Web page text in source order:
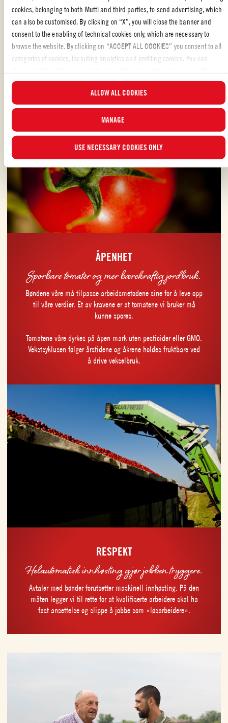
cookies, belonging to both Mutti and third parties, to send advertising, which
can also be customised. By clicking on “X”, you will close the banner and
consent to the enabling of technical cookies only, which are necessary to
browse the website. By clicking on “ACCEPT ALL COOKIES” you consent to all
categories of cookies, including analytics and profiling cookies. You can
updated list of cookies by clicking on “MANAGE”. For more information, please
ALLOW ALL COOKIES
MANAGE
USE NECESSARY COOKIES ONLY
investeringer i jordbruk.
* +10,5 % i forhold til gjennomsnittsmarkedet i nord (+5,5
% av markedsgjennomsnittet på grunn av utvalget og +5 %
de beste, insentiver og tjenester)
ÅPENHET
Sporbare tomater og mer bærekraftig jordbruk.
Bøndene våre må tilpasse arbeidsmetodene sine for å leve opp
til våre verdier. Et av kravene er at tomatene vi bruker må
kunne spores.
Tomatene våre dyrkes på åpen mark uten pesticider eller GMO.
Vekstsyklusen følger årstidene og åkrene holdes fruktbare ved
å drive vekselbruk.
RESPEKT
Helautomatisk innhøsting gjør jobben tryggere.
Avtaler med bønder forutsetter maskinell innhøsting. På den
måten legger vi til rette for at kvalifiserte arbeidere skal ha
fast ansettelse og slippe å jobbe som «løsarbeidere».